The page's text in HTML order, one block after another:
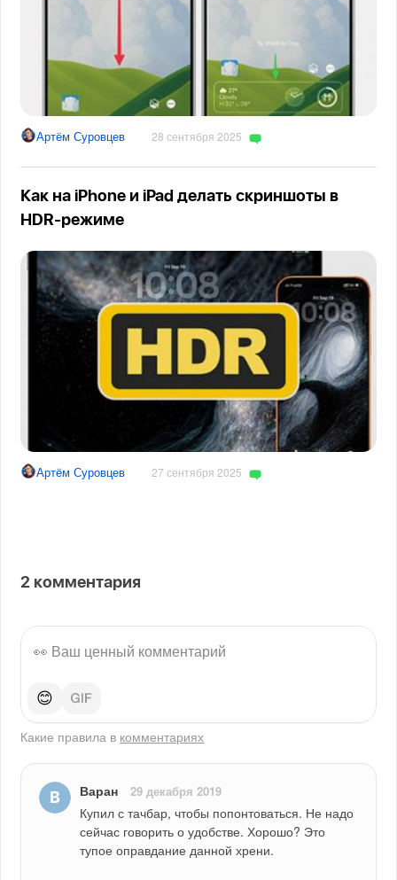
Артём Суровцев 28 сентября 2025
Как на iPhone и iPad делать скриншоты в
HDR-режиме
Артём Суровцев 27 сентября 2025
2 комментария
😊
Какие правила в комментариях
Варан 29 декабря 2019
Купил с тачбар, чтобы попонтоваться. Не надо
сейчас говорить о удобстве. Хорошо? Это
тупое оправдание данной хрени.